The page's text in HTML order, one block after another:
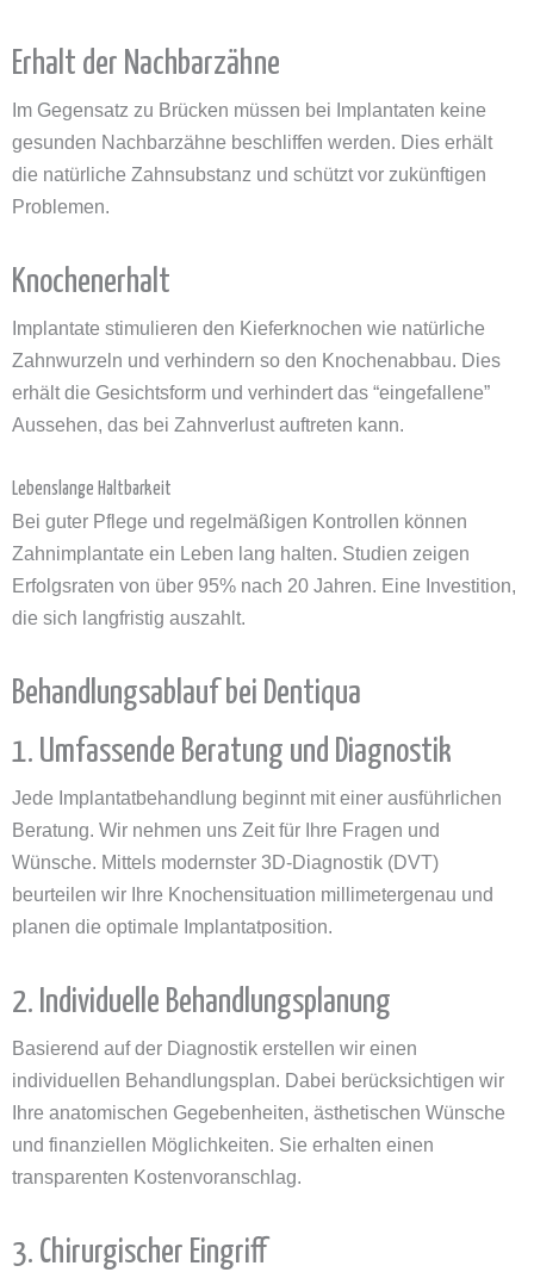
Erhalt der Nachbarzähne
Im Gegensatz zu Brücken müssen bei Implantaten keine
gesunden Nachbarzähne beschliffen werden. Dies erhält
die natürliche Zahnsubstanz und schützt vor zukünftigen
Problemen.
Knochenerhalt
Implantate stimulieren den Kieferknochen wie natürliche
Zahnwurzeln und verhindern so den Knochenabbau. Dies
erhält die Gesichtsform und verhindert das “eingefallene”
Aussehen, das bei Zahnverlust auftreten kann.
Lebenslange Haltbarkeit
Bei guter Pflege und regelmäßigen Kontrollen können
Zahnimplantate ein Leben lang halten. Studien zeigen
Erfolgsraten von über 95% nach 20 Jahren. Eine Investition,
die sich langfristig auszahlt.
Behandlungsablauf bei Dentiqua
1. Umfassende Beratung und Diagnostik
Jede Implantatbehandlung beginnt mit einer ausführlichen
Beratung. Wir nehmen uns Zeit für Ihre Fragen und
Wünsche. Mittels modernster 3D-Diagnostik (DVT)
beurteilen wir Ihre Knochensituation millimetergenau und
planen die optimale Implantatposition.
2. Individuelle Behandlungsplanung
Basierend auf der Diagnostik erstellen wir einen
individuellen Behandlungsplan. Dabei berücksichtigen wir
Ihre anatomischen Gegebenheiten, ästhetischen Wünsche
und finanziellen Möglichkeiten. Sie erhalten einen
transparenten Kostenvoranschlag.
3. Chirurgischer Eingriff